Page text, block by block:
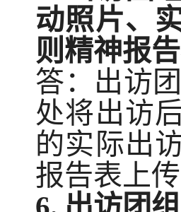
动照片、
则精神报告
答：出访
处将出访
的实际出
报告表上